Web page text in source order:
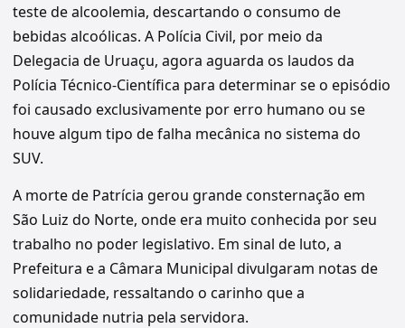
teste de alcoolemia, descartando o consumo de
bebidas alcoólicas. A Polícia Civil, por meio da
Delegacia de Uruaçu, agora aguarda os laudos da
Polícia Técnico-Científica para determinar se o episódio
foi causado exclusivamente por erro humano ou se
houve algum tipo de falha mecânica no sistema do
SUV.
A morte de Patrícia gerou grande consternação em
São Luiz do Norte, onde era muito conhecida por seu
trabalho no poder legislativo. Em sinal de luto, a
Prefeitura e a Câmara Municipal divulgaram notas de
solidariedade, ressaltando o carinho que a
comunidade nutria pela servidora.